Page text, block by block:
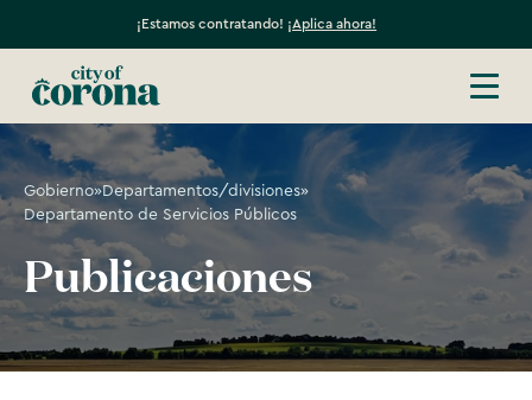
¡Estamos contratando! ¡Aplica ahora!
Gobierno»Departamentos/divisiones»
Departamento de Servicios Públicos
Publicaciones